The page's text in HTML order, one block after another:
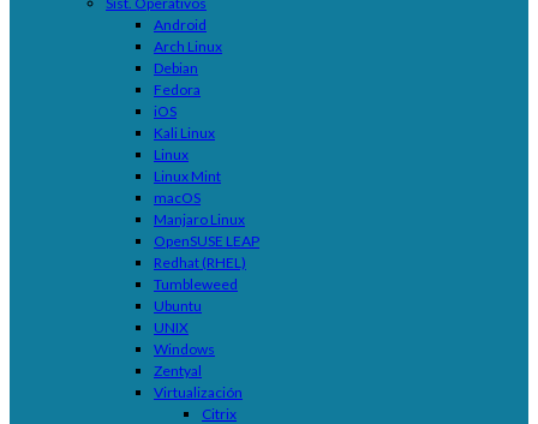
Android
Arch Linux
Debian
Fedora
iOS
Kali Linux
Linux
Linux Mint
macOS
Manjaro Linux
OpenSUSE LEAP
Redhat (RHEL)
Tumbleweed
Ubuntu
UNIX
Windows
Zentyal
Virtualización
Citrix